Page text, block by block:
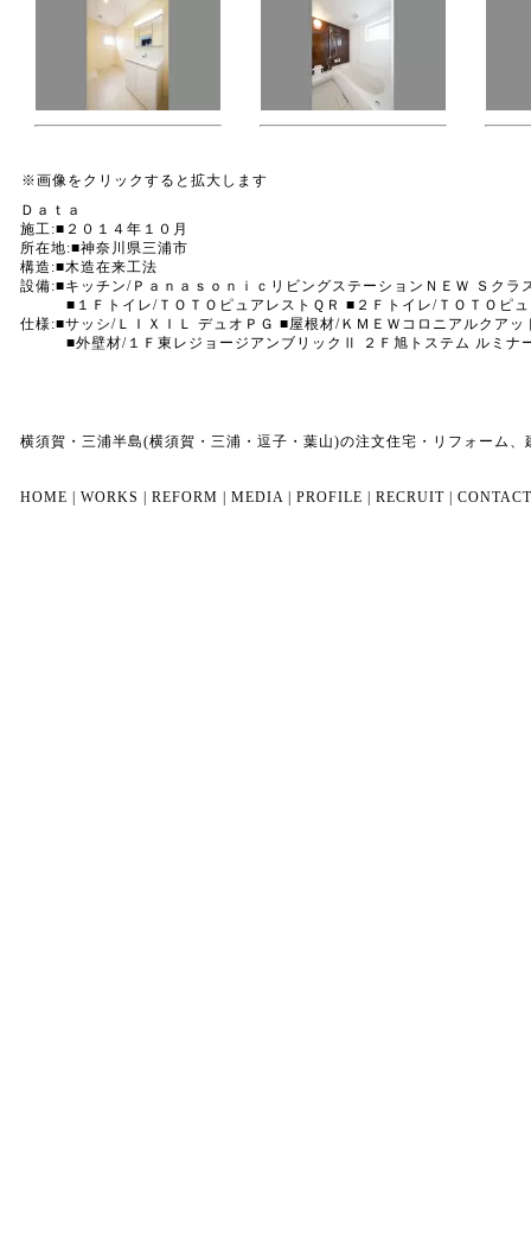
※画像をクリックすると拡大します
Ｄａｔａ
施工:■２０１４年１０月
所在地:■神奈川県三浦市
構造:■木造在来工法
設備:■キッチン/ＰａｎａｓｏｎｉｃリビングステーションＮＥＷ Ｓク
■１Ｆトイレ/ＴＯＴＯピュアレストＱＲ ■２Ｆトイレ/ＴＯＴＯピュ
仕様:■サッシ/ＬＩＸＩＬ デュオＰＧ ■屋根材/ＫＭＥＷコロニアルクアッ
■外壁材/１Ｆ東レジョージアンブリックⅡ ２Ｆ旭トステム ルミナー
横須賀・三浦半島(横須賀・三浦・逗子・葉山)の注文住宅・リフォーム
HOME WORKS REFORM MEDIA PROFILE RECRUIT CONTACT